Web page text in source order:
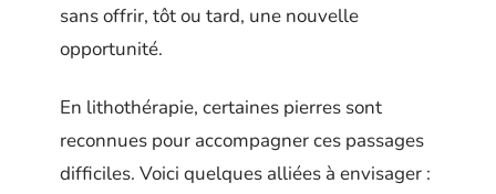
sans offrir, tôt ou tard, une nouvelle
opportunité.
En lithothérapie, certaines pierres sont
reconnues pour accompagner ces passages
difficiles. Voici quelques alliées à envisager :